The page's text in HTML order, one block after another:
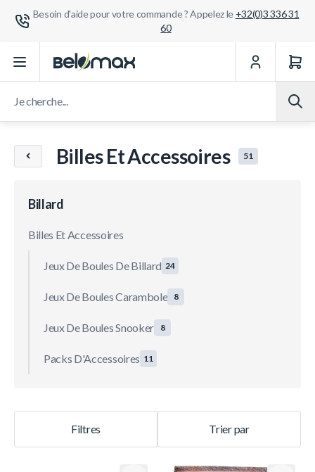
Besoin d'aide pour votre commande ? Appelez le +32(0)3 336 31
60
Billes Et Accessoires 51
Billard
Billes Et Accessoires
Jeux De Boules De Billard 24
Jeux De Boules Carambole 8
Jeux De Boules Snooker 8
Packs D'Accessoires 11
Trier par
Filtres